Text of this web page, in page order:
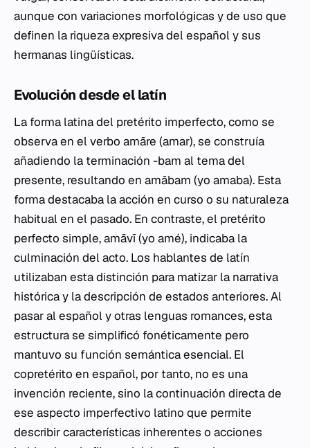
aunque con variaciones morfológicas y de uso que
definen la riqueza expresiva del español y sus
hermanas lingüísticas.
Evolución desde el latín
La forma latina del pretérito imperfecto, como se
observa en el verbo amāre (amar), se construía
añadiendo la terminación -bam al tema del
presente, resultando en amābam (yo amaba). Esta
forma destacaba la acción en curso o su naturaleza
habitual en el pasado. En contraste, el pretérito
perfecto simple,amāvī(yo amé), indicaba la
culminación del acto. Los hablantes de latín
utilizaban esta distinción para matizar la narrativa
histórica y la descripción de estados anteriores. Al
pasar al español y otras lenguas romances, esta
estructura se simplificó fonéticamente pero
mantuvo su función semántica esencial. El
copretérito en español, por tanto, no es una
invención reciente, sino la continuación directa de
ese aspecto imperfectivo latino que permite
describir características inherentes o acciones